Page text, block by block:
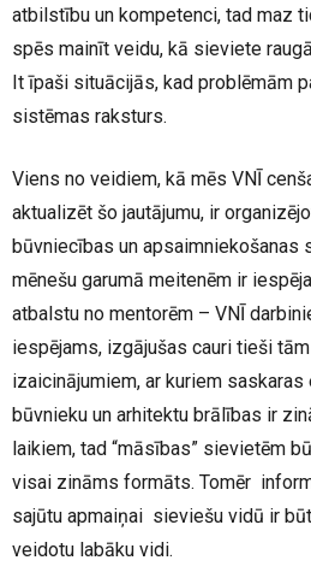
atbilstību un kompetenci, tad maz
spēs mainīt veidu, kā sieviete
It īpaši situācijās, kad problēmām
sistēmas raksturs.
Viens no veidiem, kā mēs VNĪ
aktualizēt šo jautājumu, ir
būvniecības un apsaimniekošanas
mēnešu garumā meitenēm ir
atbalstu no mentorēm – VNĪ
iespējams, izgājušas cauri tieši
izaicinājumiem, ar kuriem
būvnieku un arhitektu brālības ir
laikiem, tad “māsības” sievietēm
visai zināms formāts. Tomēr
sajūtu apmaiņai sieviešu vidū ir
veidotu labāku vidi.